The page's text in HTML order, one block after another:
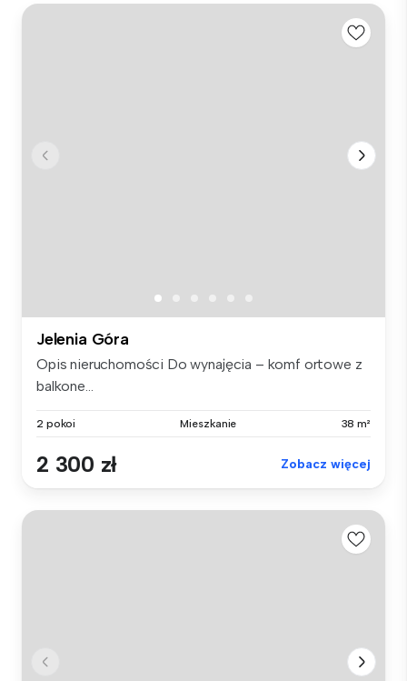
Jelenia Góra
Opis nieruchomości Do wynajęcia – komf ortowe z
balkone...
2 pokoi Mieszkanie 38 m²
2 300 zł Zobacz więcej